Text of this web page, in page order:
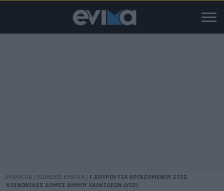
EVIMA.GR / ΕΙΔΗΣΕΙΣ ΕΥΒΟΙΑ / Γ.ΣΠΥΡΟΥ ΓΙΑ ΕΡΓΑΖΟΜΕΝΟΥ ΣΤΙΣ
ΚΟΙΝΩΝΙΚΕΣ ΔΟΜΕΣ ΔΗΜΟΥ ΧΑΛΚΙΔΕΩΝ (VID)